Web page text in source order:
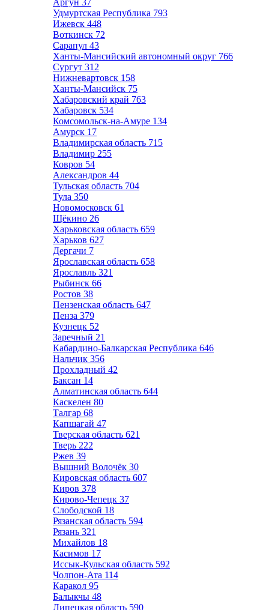
Аргун 37
Удмуртская Республика 793
Ижевск 448
Воткинск 72
Сарапул 43
Ханты-Мансийский автономный округ 766
Сургут 312
Нижневартовск 158
Ханты-Мансийск 75
Хабаровский край 763
Хабаровск 534
Комсомольск-на-Амуре 134
Амурск 17
Владимирская область 715
Владимир 255
Ковров 54
Александров 44
Тульская область 704
Тула 350
Новомосковск 61
Щёкино 26
Харьковская область 659
Харьков 627
Дергачи 7
Ярославская область 658
Ярославль 321
Рыбинск 66
Ростов 38
Пензенская область 647
Пенза 379
Кузнецк 52
Заречный 21
Кабардино-Балкарская Республика 646
Нальчик 356
Прохладный 42
Баксан 14
Алматинская область 644
Каскелен 80
Талгар 68
Капшагай 47
Тверская область 621
Тверь 222
Ржев 39
Вышний Волочёк 30
Кировская область 607
Киров 378
Кирово-Чепецк 37
Слободской 18
Рязанская область 594
Рязань 321
Михайлов 18
Касимов 17
Иссык-Кульская область 592
Чолпон-Ата 114
Каракол 95
Балыкчы 48
Липецкая область 590